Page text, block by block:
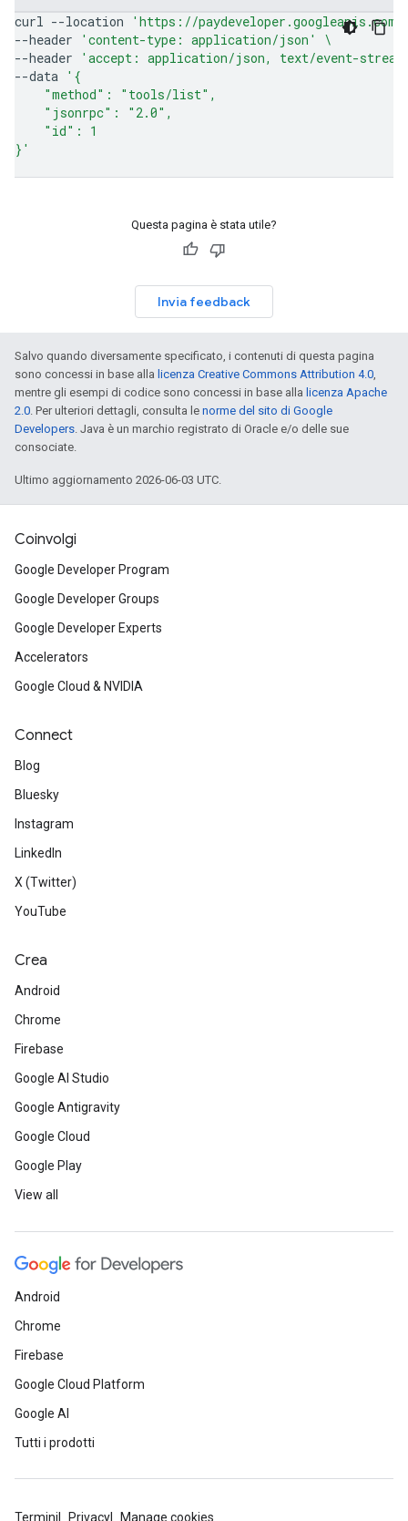
curl --location
'https://paydeveloper.googleapis.com/
--header
'content-type: application/json'
\
--header
'accept: application/json, text/event-
--data '{
    "method": "tools/list",
    "jsonrpc": "2.0",
    "id": 1
}'
Questa pagina è stata utile?
Invia feedback
Salvo quando diversamente specificato, i contenuti di questa pagina
sono concessi in base alla licenza Creative Commons Attribution 4.0,
mentre gli esempi di codice sono concessi in base alla licenza Apache
2.0. Per ulteriori dettagli, consulta le norme del sito di Google
Developers. Java è un marchio registrato di Oracle e/o delle sue
consociate.
Ultimo aggiornamento 2026-06-03 UTC.
Coinvolgi
Google Developer Program
Google Developer Groups
Google Developer Experts
Accelerators
Google Cloud & NVIDIA
Connect
Blog
Bluesky
Instagram
LinkedIn
X (Twitter)
YouTube
Crea
Android
Chrome
Firebase
Google AI Studio
Google Antigravity
Google Cloud
Google Play
View all
Android
Chrome
Firebase
Google Cloud Platform
Google AI
Tutti i prodotti
Termini Privacy Manage cookies